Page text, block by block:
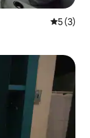
5 (3)